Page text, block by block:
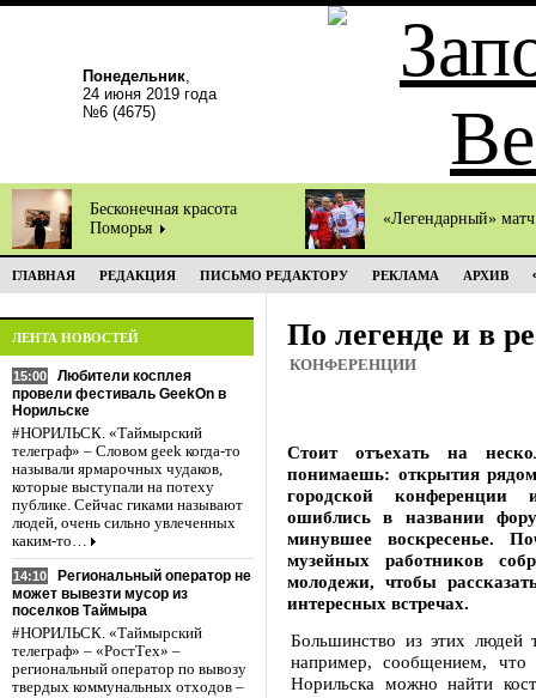
Понедельник,
24 июня 2019 года
№6 (4675)
Бесконечная красота
Поморья
«Легендарный»
ГЛАВНАЯ РЕДАКЦИЯ ПИСЬМО РЕДАКТОРУ РЕКЛАМА АРХИВ
ЛЕНТА НОВОСТЕЙ
15:00
Любители косплея
провели фестиваль GeekOn в
Норильске
#НОРИЛЬСК. «Таймырский
телеграф» – Словом geek когда-то
называли ярмарочных чудаков,
которые выступали на потеху
публике. Сейчас гиками называют
людей, очень сильно увлеченных
каким-то…
14:10
Региональный оператор не
может вывезти мусор из
поселков Таймыра
#НОРИЛЬСК. «Таймырский
телеграф» – «РостТех» –
региональный оператор по вывозу
твердых коммунальных отходов –
По легенде и в
КОНФЕРЕНЦИИ
Стоит отъехать на
понимаешь: открытия
городской конференции
ошиблись в названии
минувшее воскресенье.
музейных работников
молодежи, чтобы
интересных встречах.
Большинство из этих людей
например, сообщением, что
Норильска можно найти